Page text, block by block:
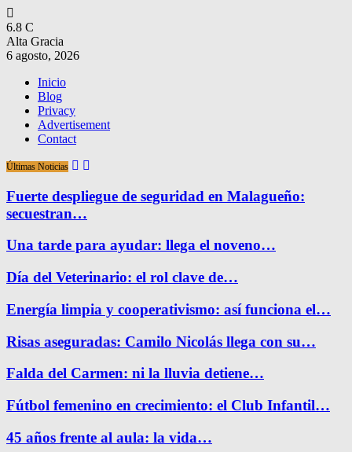
6.8 C
Alta Gracia
6 agosto, 2026
Inicio
Blog
Privacy
Advertisement
Contact
Últimas Noticias
Fuerte despliegue de seguridad en Malagueño:
secuestran…
Una tarde para ayudar: llega el noveno…
Día del Veterinario: el rol clave de…
Energía limpia y cooperativismo: así funciona el…
Risas aseguradas: Camilo Nicolás llega con su…
Falda del Carmen: ni la lluvia detiene…
Fútbol femenino en crecimiento: el Club Infantil…
45 años frente al aula: la vida…